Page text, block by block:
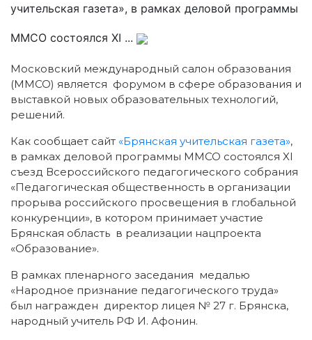
учительская газета», в рамках деловой программы
ММСО состоялся XI ...
Московский международный салон образования
(ММСО) является форумом в сфере образования и
выставкой новых образовательных технологий,
решений.
Как сообщает сайт «Брянская учительская газета»,
в рамках деловой программы ММСО состоялся XI
съезд Всероссийского педагогического собрания
«Педагогическая общественность в организации
прорыва российского просвещения в глобальной
конкуренции», в котором принимает участие
Брянская область в реализации нацпроекта
«Образование».
В рамках пленарного заседания медалью
«Народное признание педагогического труда»
был награжден директор лицея № 27 г. Брянска,
народный учитель РФ И. Афонин.